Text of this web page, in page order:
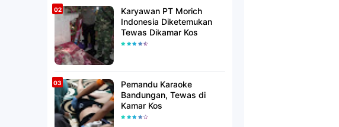
Karyawan PT Morich
Indonesia Diketemukan
Tewas Dikamar Kos
Pemandu Karaoke
Bandungan, Tewas di
Kamar Kos